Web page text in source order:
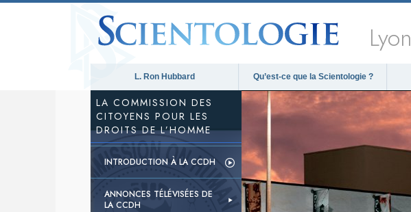
Lyon
L. Ron Hubbard Qu’est-ce que la Scientologie ?
LA COMMISSION DES
CITOYENS POUR LES
DROITS DE L’HOMME
INTRODUCTION À LA CCDH
ANNONCES TÉLÉVISÉES DE
LA CCDH